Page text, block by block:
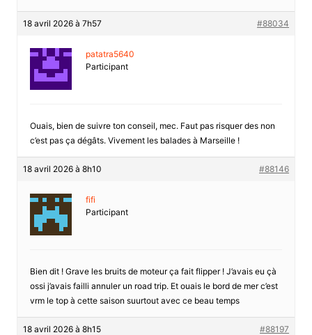
18 avril 2026 à 7h57 #88034
patatra5640
Participant
Ouais, bien de suivre ton conseil, mec. Faut pas risquer des non
c’est pas ça dégâts. Vivement les balades à Marseille !
18 avril 2026 à 8h10 #88146
fifi
Participant
Bien dit ! Grave les bruits de moteur ça fait flipper ! J’avais eu çà
ossi j’avais failli annuler un road trip. Et ouais le bord de mer c’est
vrm le top à cette saison suurtout avec ce beau temps
18 avril 2026 à 8h15 #88197